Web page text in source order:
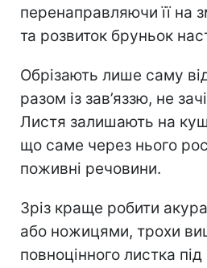
перенаправляючи її на
та розвиток бруньок
Обрізають лише саму
разом із зав’яззю, не
Листя залишають на
що саме через нього
поживні речовини.
Зріз краще робити
або ножицями, трохи
повноцінного листка